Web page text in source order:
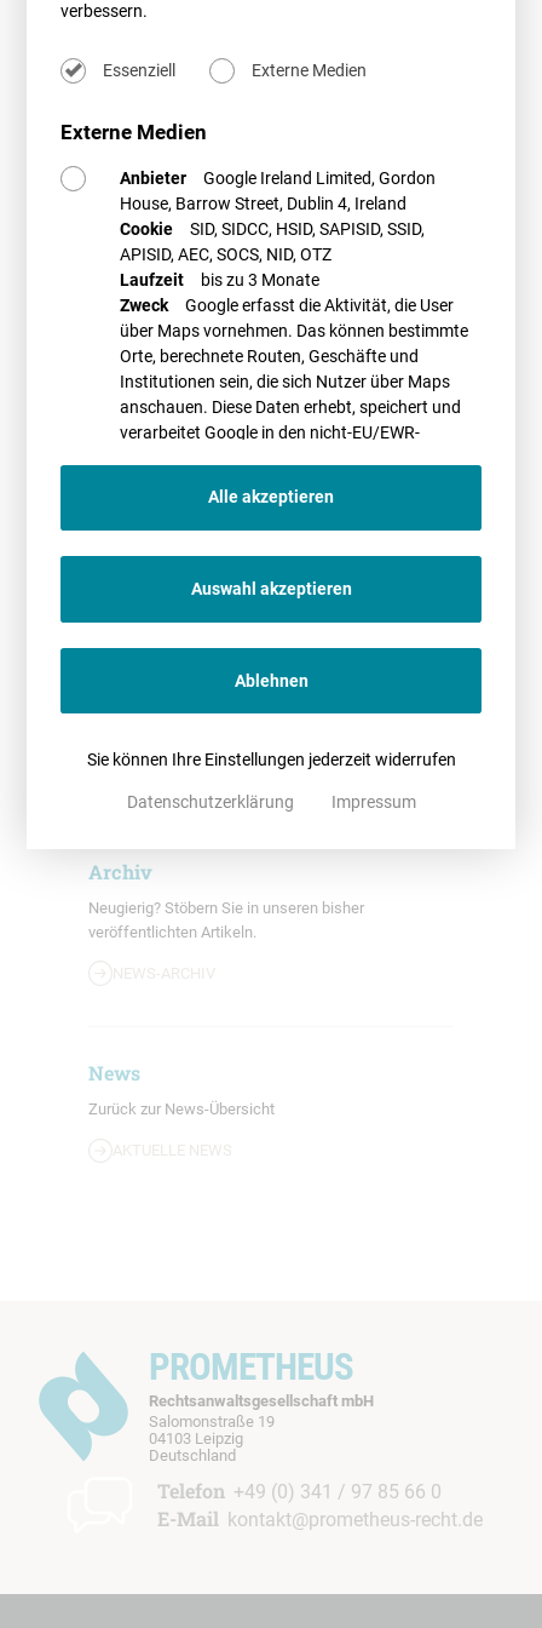
behandelt, sie also leistungsseitig addiert und die Vergütung auf der
1.025 kW ausgezahlt. Die Klägerin begehrte demgegenüber die
Einstufung als zwei separate Anlagen, die aufgrund des zeitlichen
addieren sind, und forderte die Zahlung weiterer Einspeisevergütung.
Das dem Urteil des BGH zugrunde liegende Gerichtsverfahren haben
unsere Anwälte Dr. Christoph Richter und Dr. Manuela Herms von der
ersten Instanz an bis zum BGH (dort beratend) betreut.
Der Beitrag erschien in der ER 1/2014 und ist im Volltext
Autor*innen
NEWSLETTER
Archiv
Neugierig? Stöbern Sie in unseren bisher
veröffentlichten Artikeln.
NEWS-ARCHIV
News
Zurück zur News-Übersicht
AKTUELLE NEWS
PROMETHEUS
Rechtsanwaltsgesellschaft mbH
Salomonstraße 19
04103 Leipzig
Deutschland
b
Telefon +49 (0) 341 / 97 85 66 0
E-Mail kontakt@prometheus-recht.de
verbessern.
Essenziell Externe Medien
Externe Medien
Anbieter
Google Ireland Limited, Gordon
House, Barrow Street, Dublin 4, Ireland
Cookie
SID, SIDCC, HSID, SAPISID, SSID,
APISID, AEC, SOCS, NID, OTZ
Laufzeit
bis zu 3 Monate
Zweck
Google erfasst die Aktivität, die User
über Maps vornehmen. Das können bestimmte
Orte, berechnete Routen, Geschäfte und
Institutionen sein, die sich Nutzer über Maps
anschauen. Diese Daten erhebt, speichert und
verarbeitet Google in den nicht-EU/EWR-
Alle akzeptieren
Auswahl akzeptieren
Ablehnen
Sie können Ihre Einstellungen jederzeit widerrufen
Datenschutzerklärung Impressum